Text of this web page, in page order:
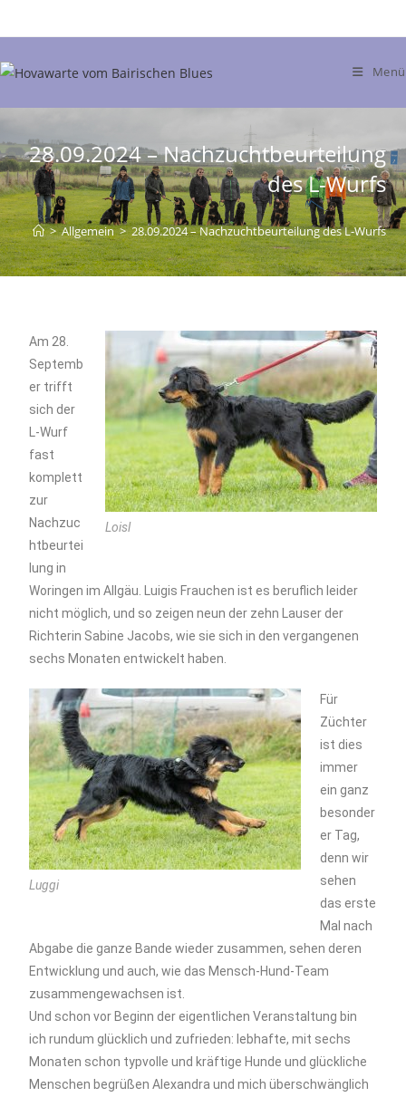
Menü
28.09.2024 – Nachzuchtbeurteilung
des L-Wurfs
> Allgemein > 28.09.2024 – Nachzuchtbeurteilung des L-Wurfs
Loisl
Am 28.
Septemb
er trifft
sich der
L-Wurf
fast
komplett
zur
Nachzuc
htbeurtei
lung in
Woringen im Allgäu. Luigis Frauchen ist es beruflich leider
nicht möglich, und so zeigen neun der zehn Lauser der
Richterin Sabine Jacobs, wie sie sich in den vergangenen
sechs Monaten entwickelt haben.
Luggi
Für
Züchter
ist dies
immer
ein ganz
besonder
er Tag,
denn wir
sehen
das erste
Mal nach
Abgabe die ganze Bande wieder zusammen, sehen deren
Entwicklung und auch, wie das Mensch-Hund-Team
zusammengewachsen ist.
Und schon vor Beginn der eigentlichen Veranstaltung bin
ich rundum glücklich und zufrieden: lebhafte, mit sechs
Monaten schon typvolle und kräftige Hunde und glückliche
Menschen begrüßen Alexandra und mich überschwänglich